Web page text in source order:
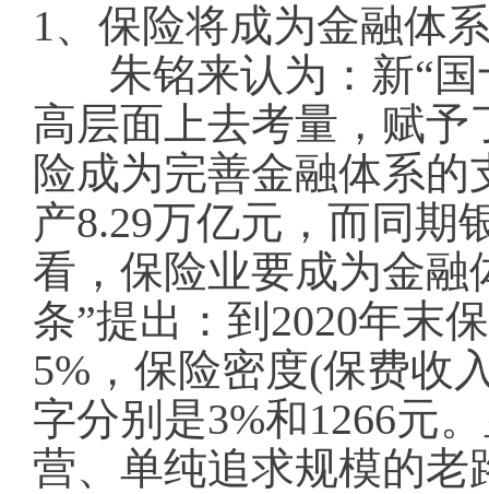
1、保险将成为金融体
朱铭来认为：新“
高层面上去考量，赋予
险成为完善金融体系的
产8.29万亿元，而同期
看，保险业要成为金融
条”提出：到2020年末
5%，保险密度(保费收
字分别是3%和1266元
营、单纯追求规模的老